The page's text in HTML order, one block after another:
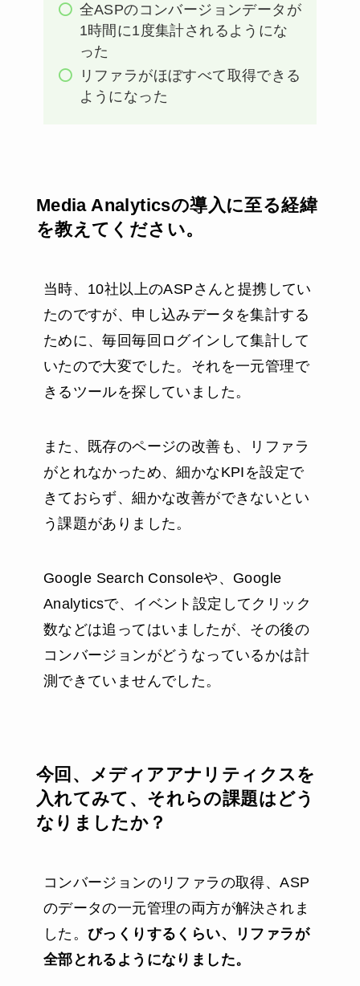
全ASPのコンバージョンデータが
1時間に1度集計されるようにな
った
リファラがほぼすべて取得できる
ようになった
Media Analyticsの導入に至る経緯
を教えてください。
当時、10社以上のASPさんと提携してい
たのですが、申し込みデータを集計する
ために、毎回毎回ログインして集計して
いたので大変でした。それを一元管理で
きるツールを探していました。
また、既存のページの改善も、リファラ
がとれなかっため、細かなKPIを設定で
きておらず、細かな改善ができないとい
う課題がありました。
Google Search Consoleや、Google
Analyticsで、イベント設定してクリック
数などは追ってはいましたが、その後の
コンバージョンがどうなっているかは計
測できていませんでした。
今回、メディアアナリティクスを
入れてみて、それらの課題はどう
なりましたか？
コンバージョンのリファラの取得、ASP
のデータの一元管理の両方が解決されま
した。 びっくりするくらい、リファラが
全部とれるようになりました。